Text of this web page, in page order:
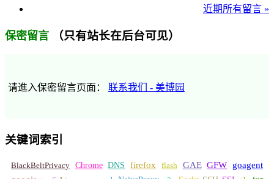
近期所有留言 »
保密留言 （只有站长在后台可见）
请進入保密留言页面： 联系我们 - 美博园
关键词索引
BlackBeltPrivacy Chrome DNS firefox flash GAE GFW
goagent